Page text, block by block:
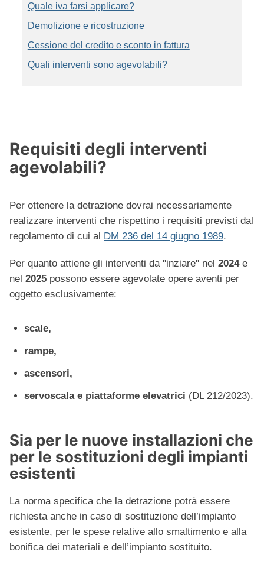
Quale iva farsi applicare?
Demolizione e ricostruzione
Cessione del credito e sconto in fattura
Quali interventi sono agevolabili?
Requisiti degli interventi
agevolabili?
Per ottenere la detrazione dovrai necessariamente
realizzare interventi che rispettino i requisiti previsti dal
regolamento di cui al DM 236 del 14 giugno 1989.
Per quanto attiene gli interventi da "inziare" nel 2024e
nel 2025 possono essere agevolate opere aventi per
oggetto esclusivamente:
scale,
rampe,
ascensori,
servoscala e piattaforme elevatrici (DL 212/2023).
Sia per le nuove installazioni che
per le sostituzioni degli impianti
esistenti
La norma specifica che la detrazione potrà essere
richiesta anche in caso di sostituzione dell’impianto
esistente, per le spese relative allo smaltimento e alla
bonifica dei materiali e dell’impianto sostituito.